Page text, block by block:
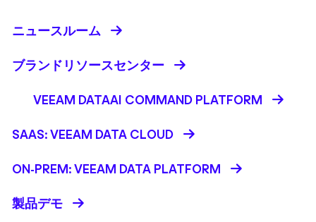
ニュースルーム
ブランドリソースセンター
VEEAM DATAAI COMMAND PLATFORM
SAAS: VEEAM DATA CLOUD
ON-PREM: VEEAM DATA PLATFORM
製品デモ